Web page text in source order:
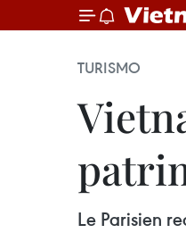
TURISMO
Le Parisien